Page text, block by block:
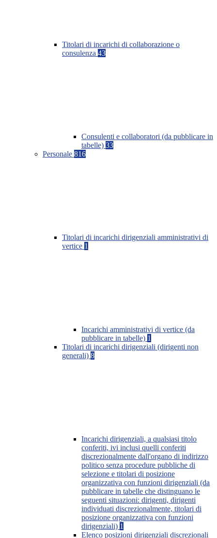
Titolari di incarichi di collaborazione o
consulenza 43
Consulenti e collaboratori (da pubblicare in
tabelle) 33
Personale 816
Titolari di incarichi dirigenziali amministrativi di
vertice 1
Incarichi amministrativi di vertice (da
pubblicare in tabelle) 1
Titolari di incarichi dirigenziali (dirigenti non
generali) 8
Incarichi dirigenziali, a qualsiasi titolo
conferiti, ivi inclusi quelli conferiti
discrezionalmente dall'organo di indirizzo
politico senza procedure pubbliche di
selezione e titolari di posizione
organizzativa con funzioni dirigenziali (da
pubblicare in tabelle che distinguano le
seguenti situazioni: dirigenti, dirigenti
individuati discrezionalmente, titolari di
posizione organizzativa con funzioni
dirigenziali) 1
Elenco posizioni dirigenziali discrezionali